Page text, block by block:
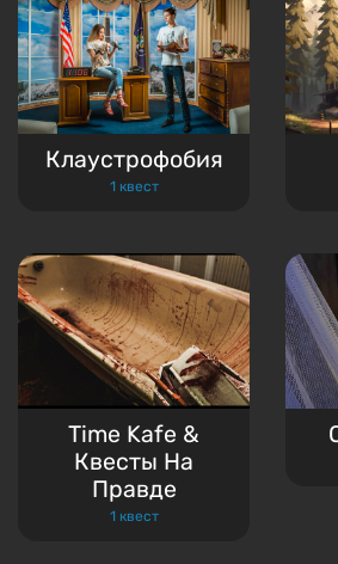
Клаустрофобия
1 квест
Time Kafe &
Квесты На
Правде
1 квест